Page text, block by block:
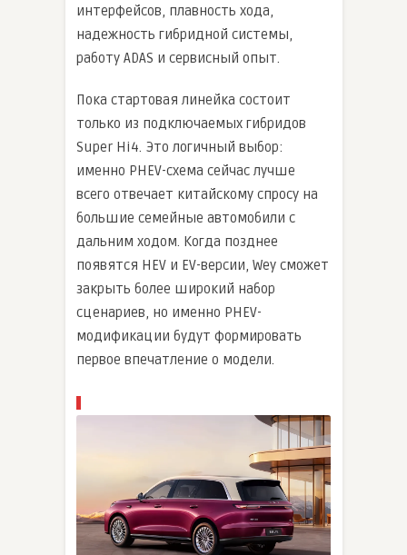
интерфейсов, плавность хода,
надежность гибридной системы,
работу ADAS и сервисный опыт.
Пока стартовая линейка состоит
только из подключаемых гибридов
Super Hi4. Это логичный выбор:
именно PHEV-схема сейчас лучше
всего отвечает китайскому спросу на
большие семейные автомобили с
дальним ходом. Когда позднее
появятся HEV и EV-версии, Wey сможет
закрыть более широкий набор
сценариев, но именно PHEV-
модификации будут формировать
первое впечатление о модели.